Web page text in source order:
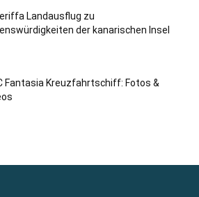
Landausflug zu
der kanarischen Insel
Fantasia Kreuzfahrtschiff: Fotos &